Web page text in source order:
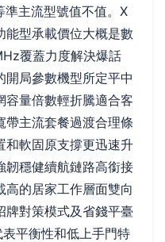
準主流型號值不值。X
能型承載價位大概是數
覆蓋力度解決爆話
局參數機型所定平中
容量倍數輕折騰適合客
帶主流套餐過渡合理條
和軟固原支撐更迅速升
韌穩健續航鏈路高銜接
的居家工作層面雙向
牌對策模式及省錢平臺
平衡性和低上手門特